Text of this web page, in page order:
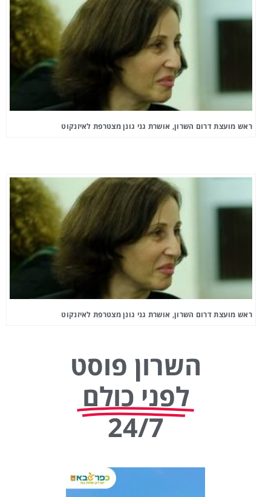
ראש מועצת דרום השרון, אושרת גני גונן מצטרפת לאיזנקוט
ראש מועצת דרום השרון, אושרת גני גונן מצטרפת לאיזנקוט
השרון פוסט
לפני כולם
24/7